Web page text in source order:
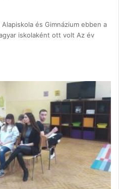
és Gimnázium ebben a
iskolaként ott volt Az év